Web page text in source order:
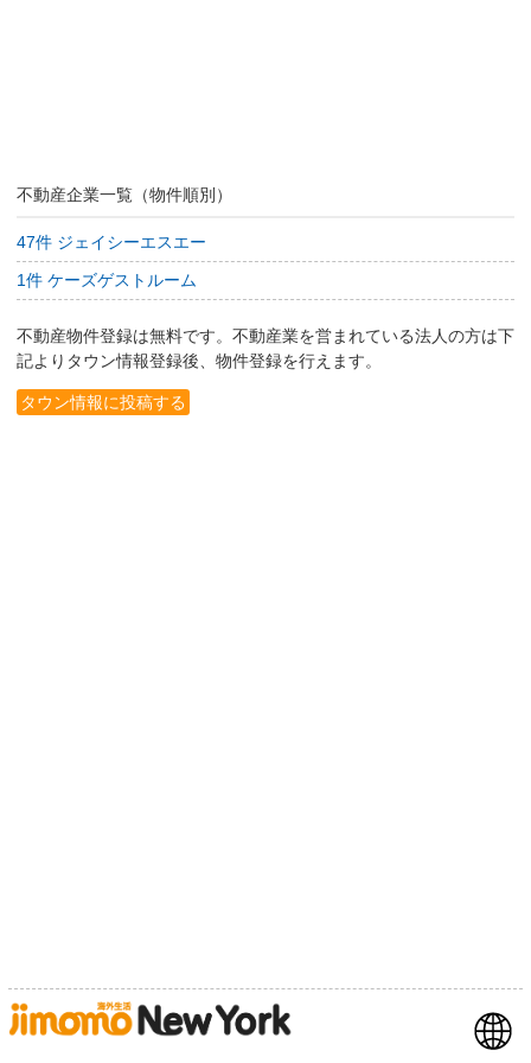
不動産企業一覧（物件順別）
47件 ジェイシーエスエー
1件 ケーズゲストルーム
不動産物件登録は無料です。不動産業を営まれている法人の方は下
記よりタウン情報登録後、物件登録を行えます。
タウン情報に投稿する